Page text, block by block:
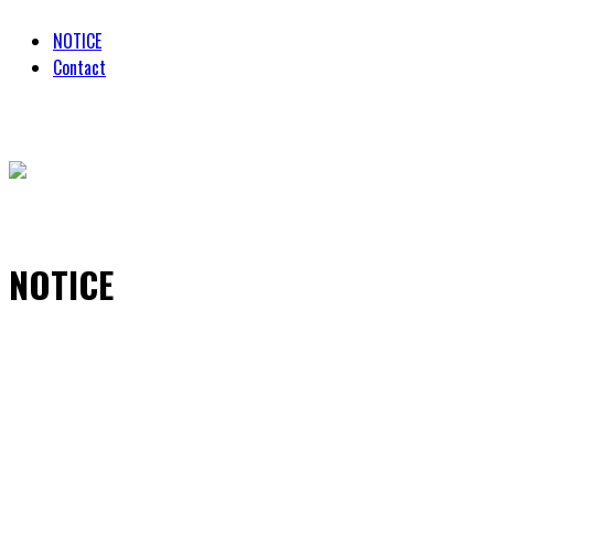
NOTICE
Contact
NOTICE